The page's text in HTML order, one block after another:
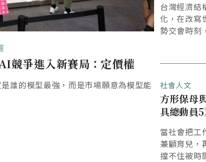
競爭進入新賽局：定價權
誰的模型最強，而是市場願意為模型能
台灣經濟結
化，在改寫
勢交會時刻
社會人文
方形保母
具總動員
當社會把工
兼顧育兒，
擋不住被時